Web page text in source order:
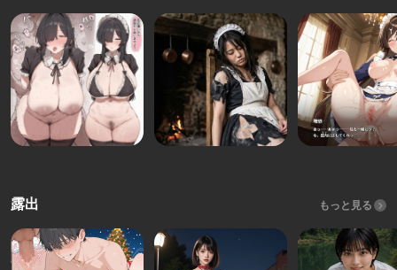
露出 もっと見る